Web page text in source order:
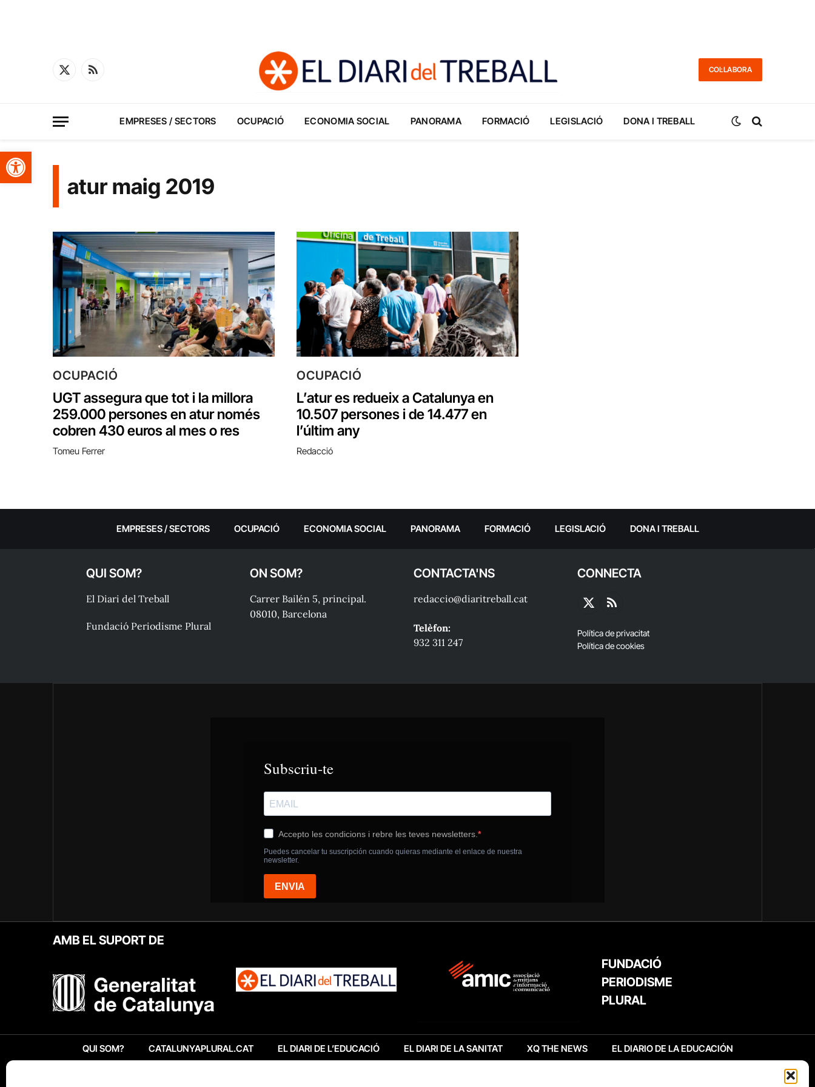
Obre la barra d'eines
X
RSS
COL·LABORA
EMPRESES / SECTORS OCUPACIÓ ECONOMIA SOCIAL PANORAMA FORMACIÓ LEGISLACIÓ DONA I TREBALL
atur maig 2019
OCUPACIÓ
UGT assegura que tot i la millora
259.000 persones en atur només
cobren 430 euros al mes o res
Tomeu Ferrer
OCUPACIÓ
L’atur es redueix a Catalunya en
10.507 persones i de 14.477 en
l’últim any
Redacció
EMPRESES / SECTORS OCUPACIÓ ECONOMIA SOCIAL PANORAMA FORMACIÓ LEGISLACIÓ DONA I TREBALL
QUI SOM?
El Diari del Treball
Fundació Periodisme Plural
ON SOM?
Carrer Bailén 5, principal.
08010, Barcelona
CONTACTA'NS
redaccio@diaritreball.cat
Telèfon:
932 311 247
CONNECTA
X
RSS
Política de privacitat
Política de cookies
AMB EL SUPORT DE
FUNDACIÓ
PERIODISME
PLURAL
QUI SOM? CATALUNYAPLURAL.CAT EL DIARI DE L’EDUCACIÓ EL DIARI DE LA SANITAT XQ THE NEWS EL DIARIO DE LA EDUCACIÓN